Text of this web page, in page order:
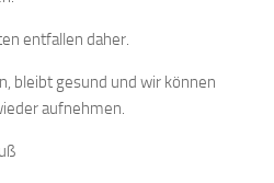
entfallen daher.
bleibt gesund und wir können
aufnehmen.